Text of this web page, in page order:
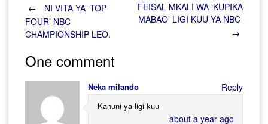
Post
navigation
←
NI VITA YA ‘TOP
FOUR’ NBC
CHAMPIONSHIP LEO.
FEISAL MKALI WA ‘KUPIKA
MABAO’ LIGI KUU YA NBC
→
One comment
Neka milando
about a year ago
Kanuni ya ligi kuu
Reply